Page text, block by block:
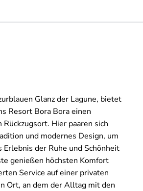
Glanz der Lagune, bietet
Resort Bora Bora einen
Hier paaren sich
und modernes Design, um
Erlebnis der Ruhe und Schönheit
genießen höchsten Komfort
Service auf einer privaten
Ort, an dem der Alltag mit den